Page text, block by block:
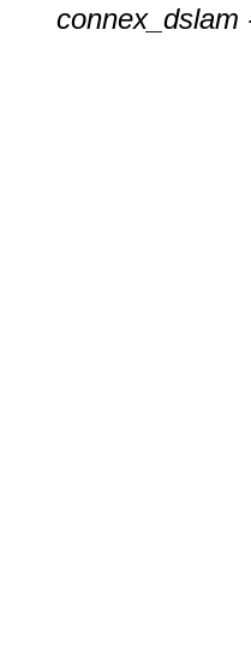
connex_dslam